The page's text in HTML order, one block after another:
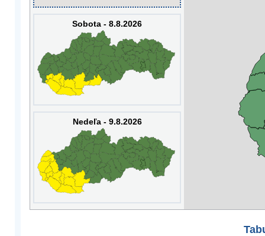
Sobota - 8.8.2026
Nedeľa - 9.8.2026